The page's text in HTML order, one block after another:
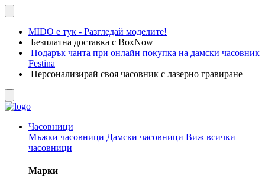
MIDO е тук - Разгледай моделите!
Безплатна доставка с BoxNow
Подарък чанта при онлайн покупка на дамски часовник
Festina
Персонализирай своя часовник с лазерно гравиране
Часовници
Мъжки часовници Дамски часовници Виж всички
часовници
Марки